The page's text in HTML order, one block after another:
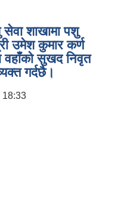
शाखामा पशु
उमेश कुमार कर्ण
सुखद निवृत
गर्दछै।
18:33